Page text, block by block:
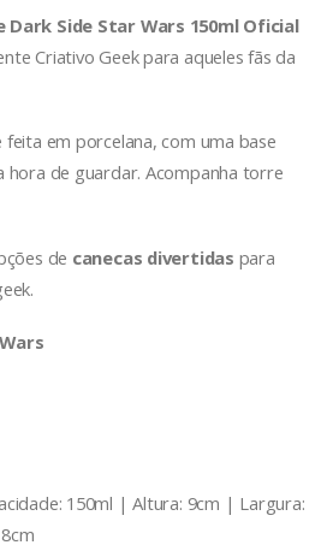
Dark Side Star Wars 150ml Oficial
Criativo Geek para aqueles fãs da
em porcelana, com uma base
hora de guardar. Acompanha torre
de canecas divertidas para
150ml | Altura: 9cm | Largura: